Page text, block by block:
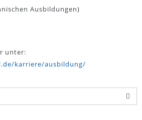
Ausbildungen)
unter:
karriere/ausbildung/